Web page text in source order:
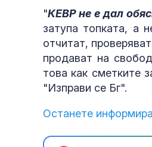
"КЕВР не е дал
затупа топката, а
отчитат,
продават на
това как сметките
"Изправи се Бг".
Останете